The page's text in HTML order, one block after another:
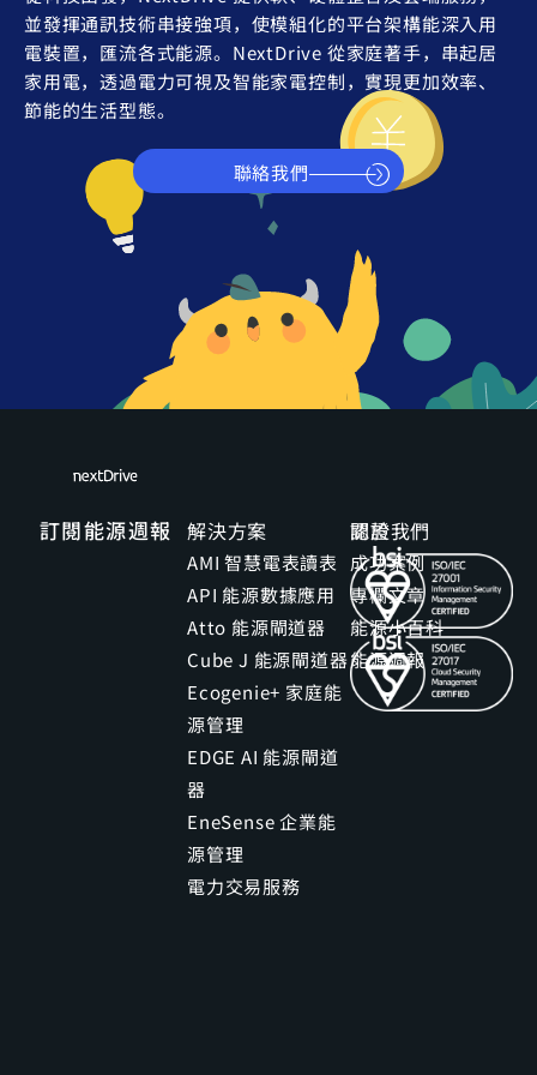
並發揮通訊技術串接強項，使模組化的平台架構能深入用
電裝置，匯流各式能源。NextDrive 從家庭著手，串起居
家用電，透過電力可視及智能家電控制，實現更加效率、
節能的生活型態。
聯絡我們
訂閱能源週報 解決方案
AMI 智慧電表讀表
API 能源數據應用
Atto 能源閘道器
Cube J 能源閘道器
Ecogenie+ 家庭能
源管理
EDGE AI 能源閘道
器
EneSense 企業能
源管理
電力交易服務
關於我們
成功案例
專欄文章
能源小百科
能源週報
認證